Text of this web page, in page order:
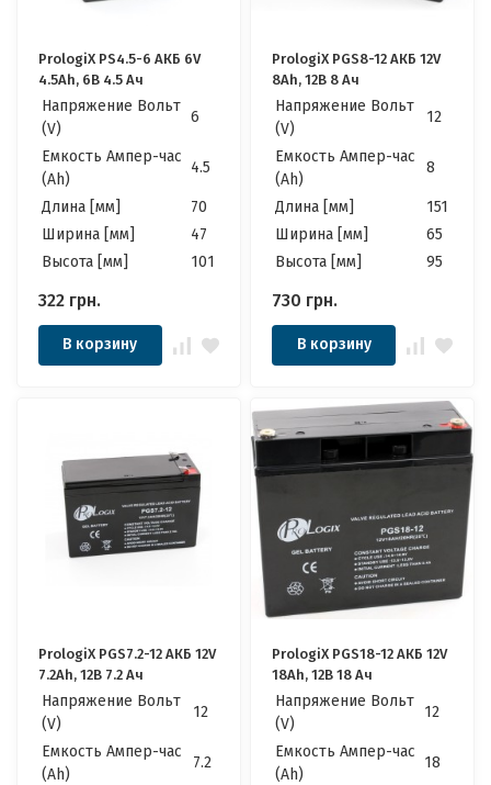
PrologiX PS4.5-6 АКБ 6V
4.5Ah, 6В 4.5 Ач
Напряжение Вольт
(V)
6
Емкость Ампер-час
(Ah)
4.5
Длина [мм]
70
Ширина [мм]
47
Высота [мм]
101
322 грн.
В корзину
PrologiX PGS8-12 АКБ 12V
8Ah, 12В 8 Ач
Напряжение Вольт
(V)
12
Емкость Ампер-час
(Ah)
8
Длина [мм]
151
Ширина [мм]
65
Высота [мм]
95
730 грн.
В корзину
PrologiX PGS7.2-12 АКБ 12V
7.2Ah, 12В 7.2 Ач
Напряжение Вольт
(V)
12
Емкость Ампер-час
(Ah)
7.2
PrologiX PGS18-12 АКБ 12V
18Ah, 12В 18 Ач
Напряжение Вольт
(V)
12
Емкость Ампер-час
(Ah)
18